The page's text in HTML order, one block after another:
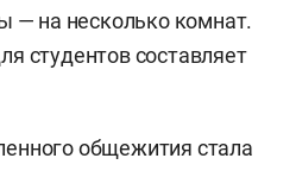
— на несколько комнат.
студентов составляет
общежития стала